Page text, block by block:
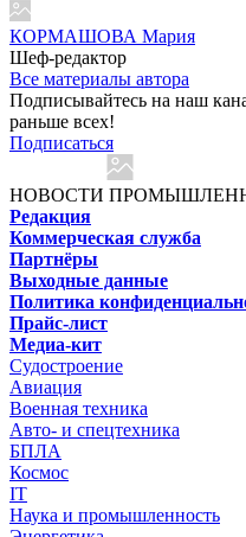
КОРМАШОВА Мария
Шеф-редактор
Все материалы автора
Подписывайтесь на наш
раньше всех!
Подписаться
НОВОСТИ
Редакция
Коммерческая служба
Партнёры
Выходные данные
Политика
Прайс-лист
Медиа-кит
Судостроение
Авиация
Военная техника
Авто- и спецтехника
БПЛА
Космос
IT
Наука и промышленность